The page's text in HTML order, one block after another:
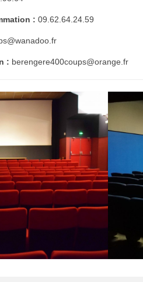
: 09.62.64.24.59
: berengere400coups@orange.fr